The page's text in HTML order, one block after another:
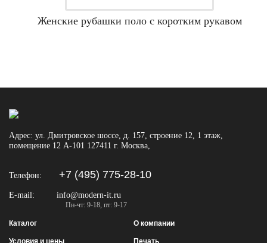
Женские рубашки поло с коротким рукавом
Адрес: ул. Дмитровское шоссе, д. 157, строение 12, 1 этаж,
помещение 12 А-101 127411 г. Москва,
Телефон: +7 (495) 775-28-10
E-mail: info@modern-it.ru
Пн-чт: 9-18, пт: 9-17
Каталог О компании
Условия и цены Печать